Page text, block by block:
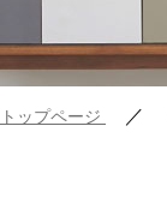
トップページ ／